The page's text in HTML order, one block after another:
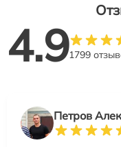
4.91799
Петров